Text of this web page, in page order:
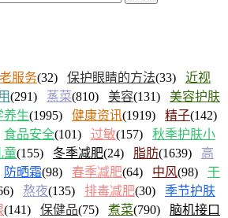
服务(32) 保护眼睛的方法(33) 近视
(291) 蒸菜(810) 美容(131) 美容护肤
养生(1995) 健康资讯(1919) 精子(142)
食品安全(101) 过敏(157) 秋季护肤小
童(155) 冬季减肥(24) 脂肪(1639) 高
防晒霜(98) 春季减肥(64) 中风(98) 干
熬夜(135) 排毒减肥(30) 季节护肤
(141) 保健品(75) 煮菜(790) 脑机接口